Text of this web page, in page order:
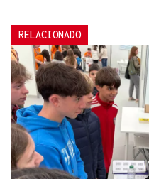
RELACIONADO